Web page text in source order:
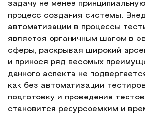
задачу не менее
процесс создания системы.
автоматизации в процессы
является органичным шагом в
сферы, раскрывая широкий
и принося ряд весомых
данного аспекта не
как без автоматизации
подготовку и проведение
становится ресурсоемким и